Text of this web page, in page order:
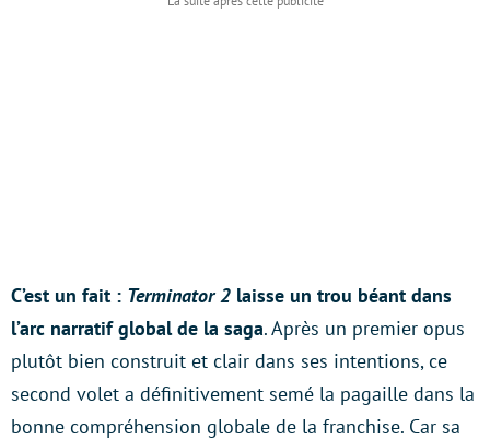
C’est un fait : Terminator 2 laisse un trou béant dans
l’arc narratif global de la saga. Après un premier opus
plutôt bien construit et clair dans ses intentions, ce
second volet a définitivement semé la pagaille dans la
bonne compréhension globale de la franchise. Car sa